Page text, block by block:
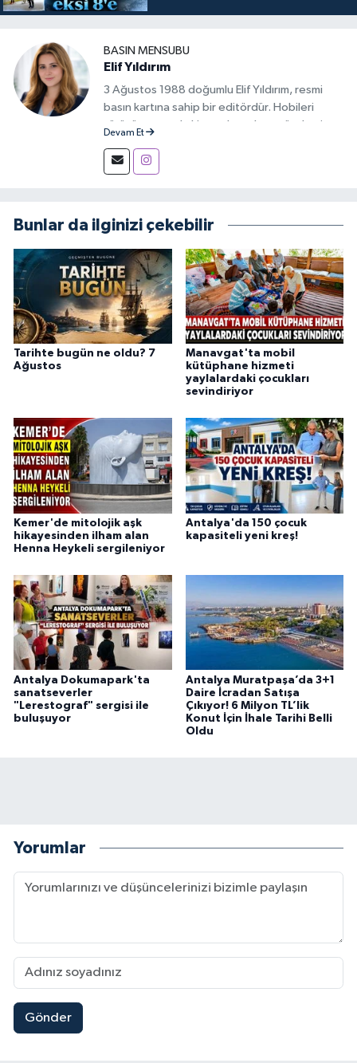
BASIN MENSUBU
Elif Yıldırım
3 Ağustos 1988 doğumlu Elif Yıldırım, resmi
basın kartına sahip bir editördür. Hobileri
yürüyüş yapmak, kitap okumak ve gündemi
Devam Et
Bunlar da ilginizi çekebilir
Tarihte bugün ne oldu? 7
Ağustos
Manavgat'ta mobil
kütüphane hizmeti
yaylalardaki çocukları
sevindiriyor
Kemer'de mitolojik aşk
hikayesinden ilham alan
Henna Heykeli sergileniyor
Antalya'da 150 çocuk
kapasiteli yeni kreş!
Antalya Dokumapark'ta
sanatseverler
"Lerestograf" sergisi ile
buluşuyor
Antalya Muratpaşa’da 3+1
Daire İcradan Satışa
Çıkıyor! 6 Milyon TL’lik
Konut İçin İhale Tarihi Belli
Oldu
Yorumlar
Gönder